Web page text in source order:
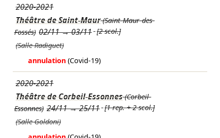
2020-2021
Théâtre de Saint-Maur(Saint-Maur-des-
Fossés) 02/11→03/11 [2 scol.]
(Salle Radiguet)
annulation (Covid-19)
2020-2021
Théâtre de Corbeil-Essonnes(Corbeil-
Essonnes) 24/11→25/11 [1 rep. + 2 scol.]
(Salle Goldoni)